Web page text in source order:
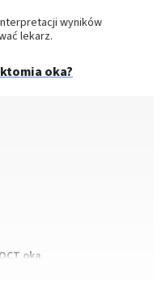
wyników
lekarz.
oka?
oka